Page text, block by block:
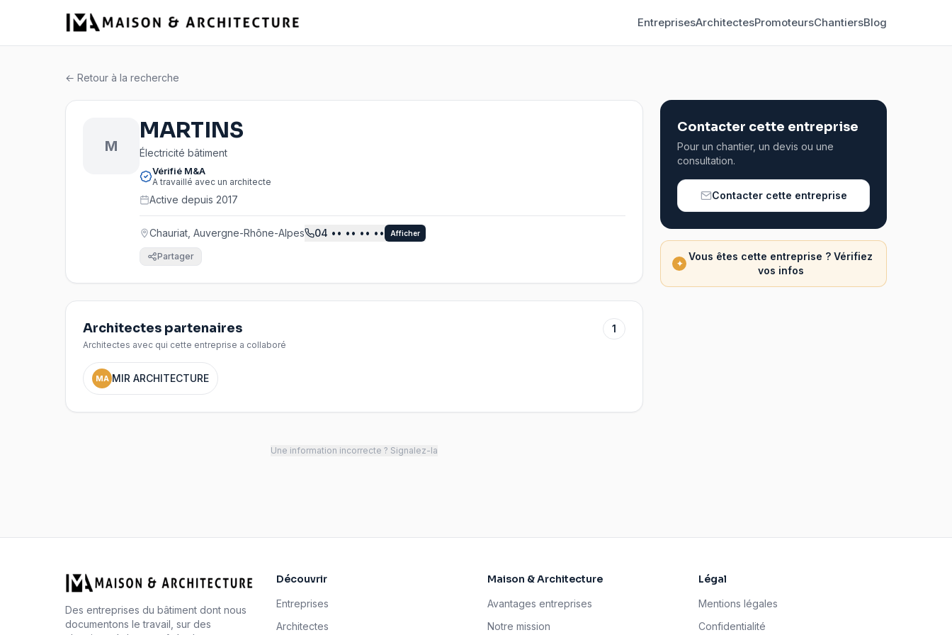
EntreprisesArchitectesPromoteursChantiersBlog
← Retour à la recherche
M
MARTINS
Électricité bâtiment
Vérifié M&A
A travaillé avec un architecte
Active depuis 2017
Chauriat, Auvergne-Rhône-Alpes 04 •• •• •• •• Afficher
Partager
Architectes partenaires
Architectes avec qui cette entreprise a collaboré
1
MA MIR ARCHITECTURE
Une information incorrecte ? Signalez-la
Contacter cette entreprise
Pour un chantier, un devis ou une
consultation.
Contacter cette entreprise
✦
Vous êtes cette entreprise ? Vérifiez
vos infos
Des entreprises du bâtiment dont nous
documentons le travail, sur des
Découvrir
Entreprises
Architectes
Maison & Architecture
Avantages entreprises
Notre mission
Légal
Mentions légales
Confidentialité